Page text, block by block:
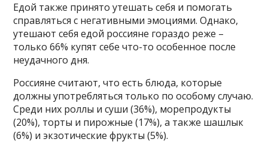
Едой также принято утешать себя и помогать
справляться с негативными эмоциями. Однако,
утешают себя едой россияне гораздо реже –
только 66% купят себе что-то особенное после
неудачного дня.
Россияне считают, что есть блюда, которые
должны употребляться только по особому случаю.
Среди них роллы и суши (36%), морепродукты
(20%), торты и пирожные (17%), а также шашлык
(6%) и экзотические фрукты (5%).